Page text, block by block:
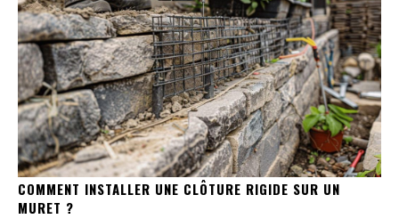
COMMENT INSTALLER UNE CLÔTURE RIGIDE SUR UN
MURET ?